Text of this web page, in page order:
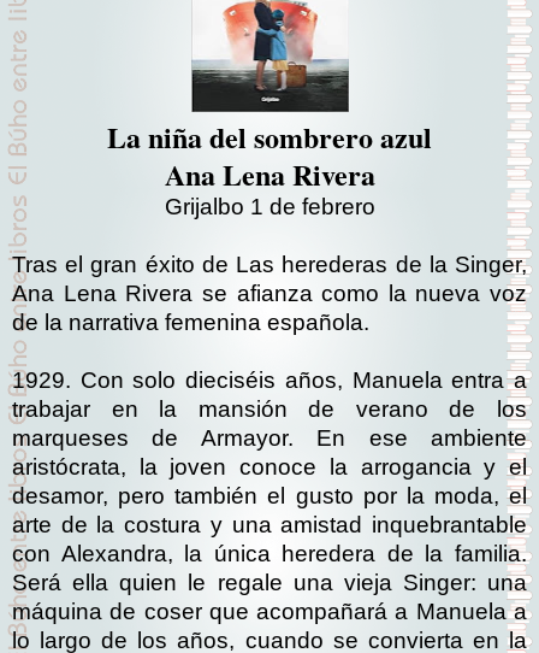
La niña del sombrero azul
Ana Lena Rivera
Grijalbo 1 de febrero
Tras el gran éxito de Las herederas de la Singer,
Ana Lena Rivera se afianza como la nueva voz
de la narrativa femenina española.
1929. Con solo dieciséis años, Manuela entra a
trabajar en la mansión de verano de los
marqueses de Armayor. En ese ambiente
aristócrata, la joven conoce la arrogancia y el
desamor, pero también el gusto por la moda, el
arte de la costura y una amistad inquebrantable
con Alexandra, la única heredera de la familia.
Será ella quien le regale una vieja Singer: una
máquina de coser que acompañará a Manuela a
lo largo de los años, cuando se convierta en la